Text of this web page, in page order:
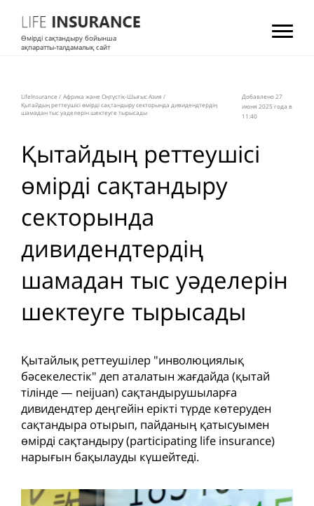
Өмірді сақтандыру бойынша
ақпаратты-талдамалық сайт
LifeInsurance / Африка және Оңтүстік-Шығыс Азия /
Қытайдың реттеушісі өмірді сақтандыру секторында дивидендтердің
шамадан тыс уәделерін шектеуге тырысады
Добавлено 27
июня 2025 года в
11:40
Қытайдың реттеушісі
өмірді сақтандыру
секторында
дивидендтердің
шамадан тыс уәделерін
шектеуге тырысады
Қытайлық реттеушілер "инволюциялық
бәсекелестік" деп аталатын жағдайда (қытай
тілінде — neijuan) сақтандырушыларға
дивидендтер деңгейін ерікті түрде көтеруден
сақтандыра отырып, пайданың қатысуымен
өмірді сақтандыру (participating life insurance)
нарығын бақылауды күшейтеді.